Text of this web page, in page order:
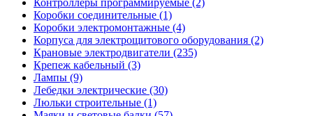
Коробки соединительные (1)
Коробки электромонтажные (4)
Корпуса для электрощитового оборудования (2)
Крановые электродвигатели (235)
Крепеж кабельный (3)
Лампы (9)
Лебедки электрические (30)
Люльки строительные (1)